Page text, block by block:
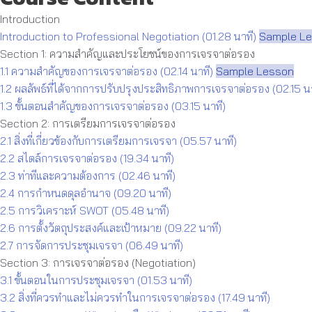
Introduction
Introduction to Professional Negotiation (01.28 นาที) Sample
Section 1: ความสำคัญและประโยชน์ของการเจรจาต่อรอง
1.1 ความสำคัญของการเจรจาต่อรอง (02.14 นาที) Sample Lesson
1.2 ผลลัพธ์ที่ได้จากการปรับปรุงประสิทธิภาพการเจรจาต่อรอง (02.15
1.3 ขั้นตอนสำคัญของการเจรจาต่อรอง (03.15 นาที)
Section 2: การเตรียมการเจรจาต่อรอง
2.1 สิ่งที่เกี่ยวข้องกับการเตรียมการเจรจา (05.57 นาที)
2.2 สไตล์การเจรจาต่อรอง (19.34 นาที)
2.3 ท่าทีและความต้องการ (02.46 นาที)
2.4 การกำหนดดุลอำนาจ (09.20 นาที)
2.5 การวิเคราะห์ SWOT (05.48 นาที)
2.6 การตั้งวัตถุประสงค์และเป้าหมาย (09.22 นาที)
2.7 การจัดการประชุมเจรจา (06.49 นาที)
Section 3: การเจรจาต่อรอง (Negotiation)
3.1 ขั้นตอนในการประชุมเจรจา (01.53 นาที)
3.2 สิ่งที่ควรทำและไม่ควรทำในการเจรจาต่อรอง (17.49 นาที)